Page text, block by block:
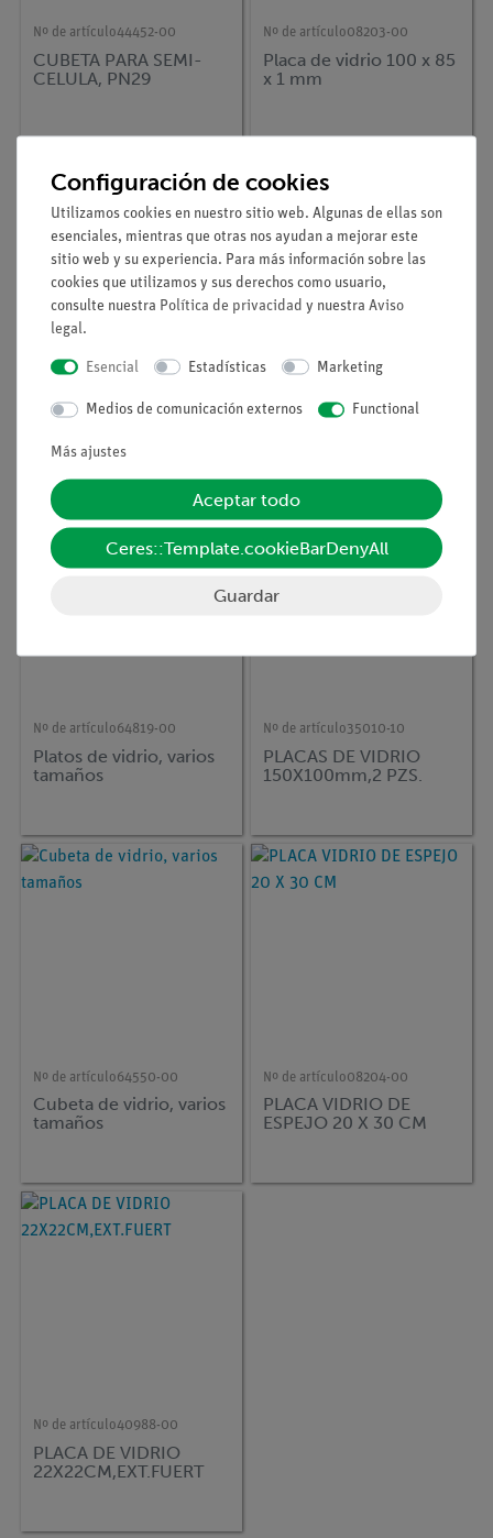
Nº de artículo44452-00
CUBETA PARA SEMI-
CELULA, PN29
Nº de artículo08203-00
Placa de vidrio 100 x 85
x 1 mm
PLACA DE VIDRIO
PLACA DE VIDRIO
Nº de artículo64819-00
Platos de vidrio, varios
tamaños
Nº de artículo35010-10
PLACAS DE VIDRIO
150X100mm,2 PZS.
Nº de artículo64550-00
Cubeta de vidrio, varios
tamaños
Nº de artículo08204-00
PLACA VIDRIO DE
ESPEJO 20 X 30 CM
Nº de artículo40988-00
PLACA DE VIDRIO
22X22CM,EXT.FUERT
Configuración de cookies
Utilizamos cookies en nuestro sitio web. Algunas de ellas son
esenciales, mientras que otras nos ayudan a mejorar este
sitio web y su experiencia. Para más información sobre las
cookies que utilizamos y sus derechos como usuario,
consulte nuestra Política de privacidad y nuestra Aviso
legal.
Esencial Estadísticas Marketing
Medios de comunicación externos Functional
Más ajustes
Aceptar todo
Ceres::Template.cookieBarDenyAll
Guardar